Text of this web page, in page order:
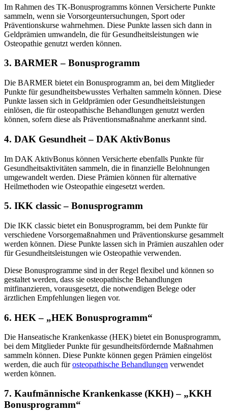
Im Rahmen des TK-Bonusprogramms können Versicherte Punkte
sammeln, wenn sie Vorsorgeuntersuchungen, Sport oder
Präventionskurse wahrnehmen. Diese Punkte lassen sich dann in
Geldprämien umwandeln, die für Gesundheitsleistungen wie
Osteopathie genutzt werden können.
3. BARMER – Bonusprogramm
Die BARMER bietet ein Bonusprogramm an, bei dem Mitglieder
Punkte für gesundheitsbewusstes Verhalten sammeln können. Diese
Punkte lassen sich in Geldprämien oder Gesundheitsleistungen
einlösen, die für osteopathische Behandlungen genutzt werden
können, sofern diese als Präventionsmaßnahme anerkannt sind.
4. DAK Gesundheit – DAK AktivBonus
Im DAK AktivBonus können Versicherte ebenfalls Punkte für
Gesundheitsaktivitäten sammeln, die in finanzielle Belohnungen
umgewandelt werden. Diese Prämien können für alternative
Heilmethoden wie Osteopathie eingesetzt werden.
5. IKK classic – Bonusprogramm
Die IKK classic bietet ein Bonusprogramm, bei dem Punkte für
verschiedene Vorsorgemaßnahmen und Präventionskurse gesammelt
werden können. Diese Punkte lassen sich in Prämien auszahlen oder
für Gesundheitsleistungen wie Osteopathie verwenden.
Diese Bonusprogramme sind in der Regel flexibel und können so
gestaltet werden, dass sie osteopathische Behandlungen
mitfinanzieren, vorausgesetzt, die notwendigen Belege oder
ärztlichen Empfehlungen liegen vor.
6. HEK – „HEK Bonusprogramm“
Die Hanseatische Krankenkasse (HEK) bietet ein Bonusprogramm,
bei dem Mitglieder Punkte für gesundheitsfördernde Maßnahmen
sammeln können. Diese Punkte können gegen Prämien eingelöst
werden, die auch fürosteopathische Behandlungen verwendet
werden können.
7. Kaufmännische Krankenkasse (KKH) – „KKH
Bonusprogramm“